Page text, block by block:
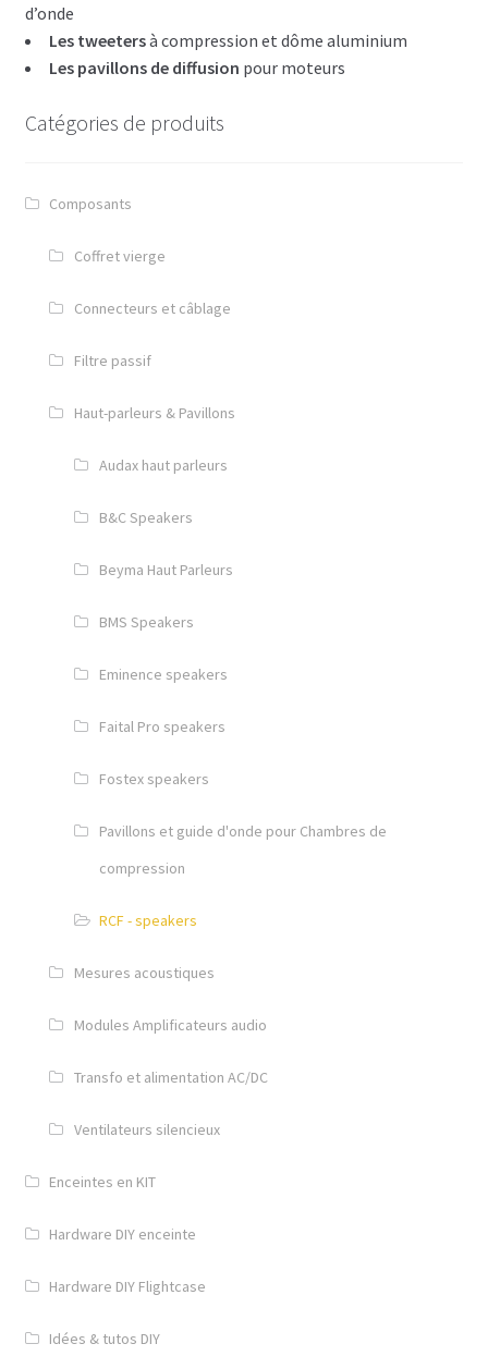
Audax haut parleurs
Filtre passif
Divers réalisation câblage
Mesures acoustiques
Transfo et alimentation AC/DC
Ventilateurs silencieux
Hardware DIY Flightcase
Consolider – rigidifier le flightcase
Fermoirs & Charnières
Poignées flighcase
Mousse & inserts
Pieds & tampons caoutchouc
Roulettes & pneu
Trappe d’accès
Velcro & rubans adhésifs
d’onde
Les tweetersà compression et dôme aluminium
Les pavillons de diffusion pour moteurs
Catégories de produits
Composants
Coffret vierge
Connecteurs et câblage
Filtre passif
Haut-parleurs & Pavillons
Audax haut parleurs
B&C Speakers
Beyma Haut Parleurs
BMS Speakers
Eminence speakers
Faital Pro speakers
Fostex speakers
Pavillons et guide d'onde pour Chambres de
compression
RCF - speakers
Mesures acoustiques
Modules Amplificateurs audio
Transfo et alimentation AC/DC
Ventilateurs silencieux
Enceintes en KIT
Hardware DIY enceinte
Hardware DIY Flightcase
Idées & tutos DIY